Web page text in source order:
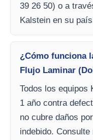
39 26 50) o a
Kalstein en su
¿Cómo funciona
Flujo Laminar
Todos los equipos
1 año contra
no cubre daños
indebido.